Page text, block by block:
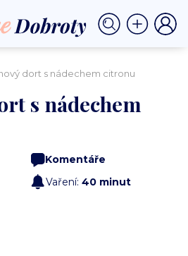
dort s nádechem citronu
s nádechem
Komentáře
Vaření: 40 minut